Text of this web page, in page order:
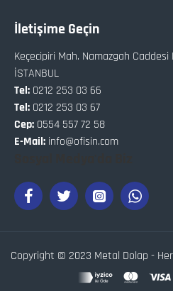
İletişime Geçin
Keçecipiri Mah. Namazgah
İSTANBUL
Tel: 0212 253 03 66
Tel: 0212 253 03 67
Cep: 0554 557 72 58
E-Mail: info@ofisin.com
Copyright © 2023 Metal Dolap - Her